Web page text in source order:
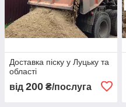
Доставка піску у Луцьку та
області
від 200 ₴/послуга